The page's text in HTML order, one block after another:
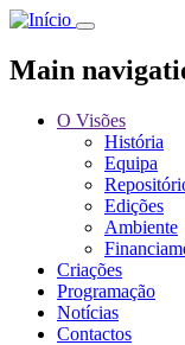
Passar
o
conteúdo
Main
O Visões
História
Equipa
Edições
Ambiente
Criações
Programação
Notícias
Contactos